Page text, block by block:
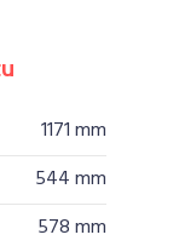
1171 mm
544 mm
578 mm